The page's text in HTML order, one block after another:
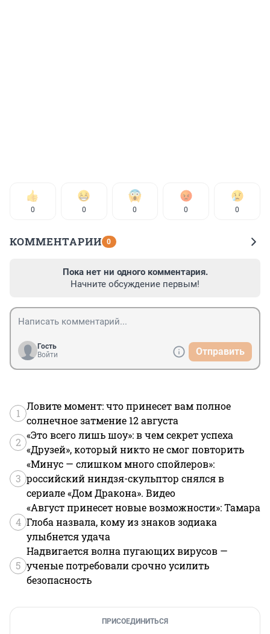
0 0 0 0 0
КОММЕНТАРИИ 0
Пока нет ни одного комментария.
Начните обсуждение первым!
Гость
Войти
Отправить
1
Ловите момент: что принесет вам полное
солнечное затмение 12 августа
2
«Это всего лишь шоу»: в чем секрет успеха
«Друзей», который никто не смог повторить
3
«Минус — слишком много спойлеров»:
российский ниндзя-скульптор снялся в
сериале «Дом Дракона». Видео
4
«Август принесет новые возможности»: Тамара
Глоба назвала, кому из знаков зодиака
улыбнется удача
5
Надвигается волна пугающих вирусов —
ученые потребовали срочно усилить
безопасность
ПРИСОЕДИНИТЬСЯ